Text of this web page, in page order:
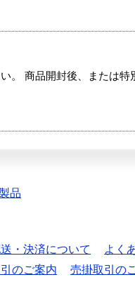
。 商品開封後、または特
品
・決済について
よく
のご案内 売掛取引の